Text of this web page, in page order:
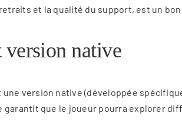
et la qualité du support, est un
version native
version native (développée
que le joueur pourra explorer